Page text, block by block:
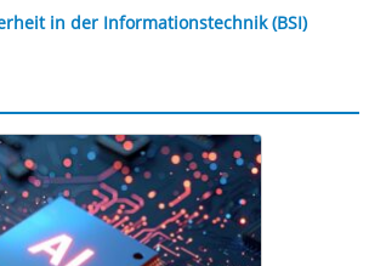
in der Informationstechnik (BSI)